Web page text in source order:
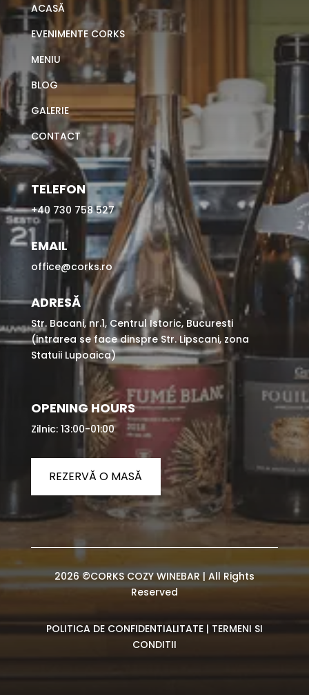
ACASĂ
EVENIMENTE CORKS
MENIU
BLOG
GALERIE
CONTACT
TELEFON
+40 730 758 527
EMAIL
office@corks.ro
ADRESĂ
Str. Bacani, nr.1, Centrul Istoric, Bucuresti
(intrarea se face dinspre Str. Lipscani, zona
Statuii Lupoaica)
OPENING HOURS
Zilnic: 13:00-01:00
REZERVĂ O MASĂ
2026 ©CORKS COZY WINEBAR | All Rights
Reserved
POLITICA DE CONFIDENTIALITATE| TERMENI SI
CONDITII